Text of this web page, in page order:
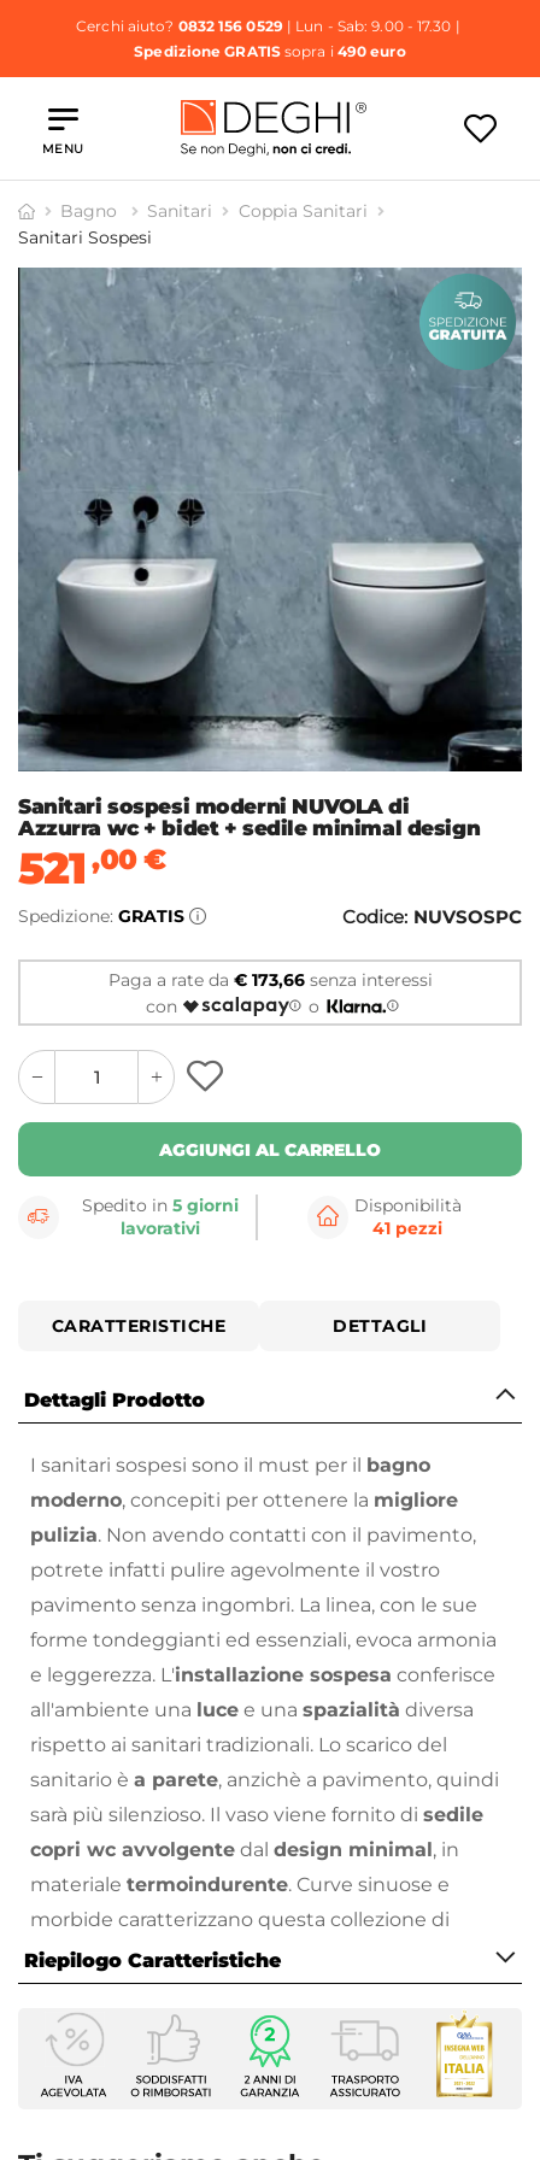
Cerchi aiuto? 0832 156 0529| Lun - Sab: 9.00 - 17.30 |
Spedizione GRATISsopra i 490 euro
MENU
Bagno Sanitari
Coppia Sanitari
Sanitari Sospesi
Sanitari sospesi moderni NUVOLA di
Azzurra wc + bidet + sedile minimal design
521,00€
Spedizione: GRATIS Codice: NUVSOSPC
Paga a rate da € 173,66senza interessi
con
o
quantity
button
quantity
minus
button
AGGIUNGI AL CARRELLO
Spedito in5 giorni
lavorativi
Disponibilità
41 pezzi
CARATTERISTICHE DETTAGLI
Dettagli Prodotto
I sanitari sospesi sono il must per il
bagno
moderno, concepiti per ottenere la migliore
pulizia. Non avendo contatti con il pavimento,
potrete infatti pulire agevolmente il vostro
pavimento senza ingombri. La linea, con le sue
forme tondeggianti ed essenziali, evoca armonia
e leggerezza. L'installazione sospesa conferisce
all'ambiente una luce e una spazialità diversa
rispetto ai sanitari tradizionali. Lo scarico del
sanitario è a parete, anzichè a pavimento, quindi
sarà più silenzioso. Il vaso viene fornito di sedile
copri wc avvolgente dal design minimal , in
materiale termoindurente. Curve sinuose e
morbide caratterizzano questa collezione di
sanitari Azzurra, convasca ampia e profonda
bidet è fornito di foro predisposto per la
rubinetteria e di foro deltroppopieno. La
collezione rientra anche nel progettoWater
Savingche mette al primo posto l'emergenza
Riepilogo Caratteristiche
Caratteristiche Generali
Tipologia
Sanitari sospesi